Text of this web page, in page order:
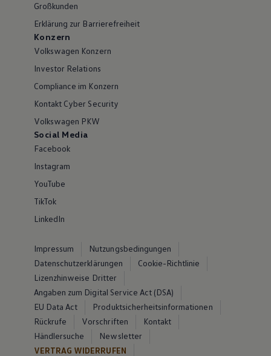
Großkunden
Erklärung zur Barrierefreiheit
Konzern
Volkswagen Konzern
Investor Relations
Compliance im Konzern
Kontakt Cyber Security
Volkswagen PKW
Social Media
Facebook
Instagram
YouTube
TikTok
LinkedIn
Impressum
Nutzungsbedingungen
Datenschutzerklärungen
Cookie-Richtlinie
Lizenzhinweise Dritter
Angaben zum Digital Service Act (DSA)
EU Data Act
Produktsicherheitsinformationen
Rückrufe
Vorschriften
Kontakt
Händlersuche
Newsletter
VERTRAG WIDERRUFEN